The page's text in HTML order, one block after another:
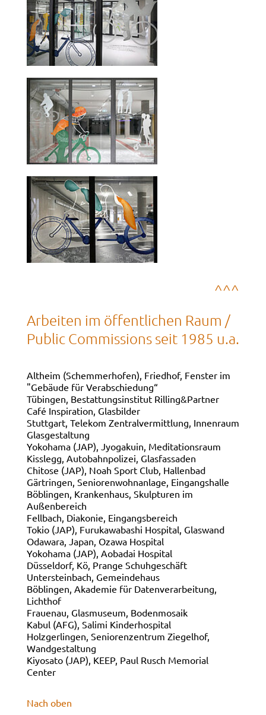
^^^
Arbeiten im öffentlichen Raum /
Public Commissions seit 1985 u.a.
Altheim (Schemmerhofen), Friedhof, Fenster im
"Gebäude für Verabschiedung“
Tübingen, Bestattungsinstitut Rilling&Partner
Café Inspiration, Glasbilder
Stuttgart, Telekom Zentralvermittlung, Innenraum
Glasgestaltung
Yokohama (JAP), Jyogakuin, Meditationsraum
Kisslegg, Autobahnpolizei, Glasfassaden
Chitose (JAP), Noah Sport Club, Hallenbad
Gärtringen, Seniorenwohnanlage, Eingangshalle
Böblingen, Krankenhaus, Skulpturen im
Außenbereich
Fellbach, Diakonie, Eingangsbereich
Tokio (JAP), Furukawabashi Hospital, Glaswand
Odawara, Japan, Ozawa Hospital
Yokohama (JAP), Aobadai Hospital
Düsseldorf, Kö, Prange Schuhgeschäft
Untersteinbach, Gemeindehaus
Böblingen, Akademie für Datenverarbeitung,
Lichthof
Frauenau, Glasmuseum, Bodenmosaik
Kabul (AFG), Salimi Kinderhospital
Holzgerlingen, Seniorenzentrum Ziegelhof,
Wandgestaltung
Kiyosato (JAP), KEEP, Paul Rusch Memorial
Center
Nach oben